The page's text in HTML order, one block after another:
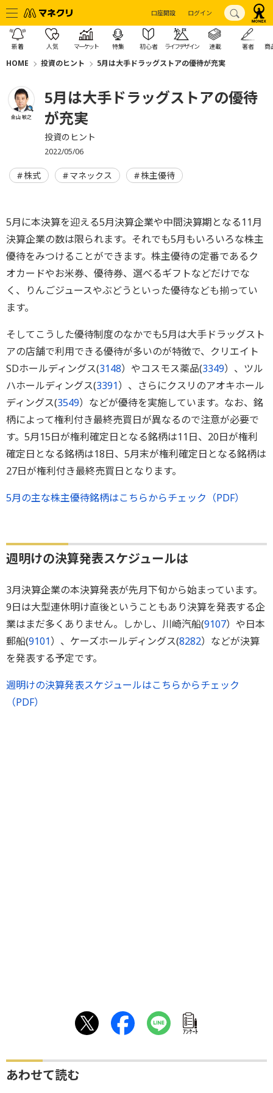
口座開設 ログイン
新着 人気 マーケット 特集 初心者 ライフデザイン 連載 著者 商
HOME 投資のヒント 5月は大手ドラッグストアの優待が充実
金山 敏之
5月は大手ドラッグストアの優待
が充実
投資のヒント
2022/05/06
株式 マネックス 株主優待
5月に本決算を迎える5月決算企業や中間決算期となる11月
決算企業の数は限られます。それでも5月もいろいろな株主
優待をみつけることができます。株主優待の定番であるク
オカードやお米券、優待券、選べるギフトなどだけでな
く、りんごジュースやぶどうといった優待なども揃ってい
ます。
そしてこうした優待制度のなかでも5月は大手ドラッグスト
アの店舗で利用できる優待が多いのが特徴で、クリエイト
SDホールディングス(3148）やコスモス薬品(3349）、ツル
ハホールディングス(3391）、さらにクスリのアオキホール
ディングス(3549）などが優待を実施しています。なお、銘
柄によって権利付き最終売買日が異なるので注意が必要で
す。5月15日が権利確定日となる銘柄は11日、20日が権利
確定日となる銘柄は18日、5月末が権利確定日となる銘柄は
27日が権利付き最終売買日となります。
5月の主な株主優待銘柄はこちらからチェック（PDF）
週明けの決算発表スケジュールは
3月決算企業の本決算発表が先月下旬から始まっています。
9日は大型連休明け直後ということもあり決算を発表する企
業はまだ多くありません。しかし、川崎汽船(9107）や日本
郵船(9101）、ケーズホールディングス(8282）などが決算
を発表する予定です。
週明けの決算発表スケジュールはこちらからチェック
（PDF）
ｱﾝｹｰﾄ
あわせて読む